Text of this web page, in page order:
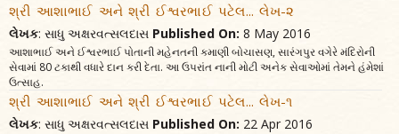
શ્રી આશાભાઈ અને શ્રી ઈશ્વરભાઈ પટેલ... લેખ-૨
લેખક: સાધુ અક્ષરવત્સલદાસ Published On: 8 May 2016
આશાભાઈ અને ઈશ્વરભાઈ પોતાની મહેનતની કમાણી બોચાસણ, સારંગપુર વગેરે મંદિરોની
સેવામાં 80 ટકાથી વધારે દાન કરી દેતા. આ ઉપરાંત નાની મોટી અનેક સેવાઓમાં તેમને હંમેશાં
ઉત્સાહ.
શ્રી આશાભાઈ અને શ્રી ઈશ્વરભાઈ પટેલ... લેખ-૧
લેખક: સાધુ અક્ષરવત્સલદાસ Published On: 22 Apr 2016